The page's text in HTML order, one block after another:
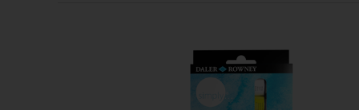
Espacios exteriores
Espacios multisensoriales
Juegos heurísticos
Mesas educación
Muebles escolares
Percheros, baldas y